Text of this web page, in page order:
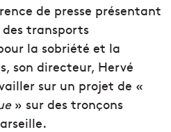
de presse présentant
transports
la sobriété et la
son directeur, Hervé
sur un projet de «
» sur des tronçons